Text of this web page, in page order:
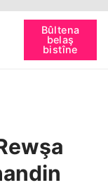
Bûltena
belaş
bistîne